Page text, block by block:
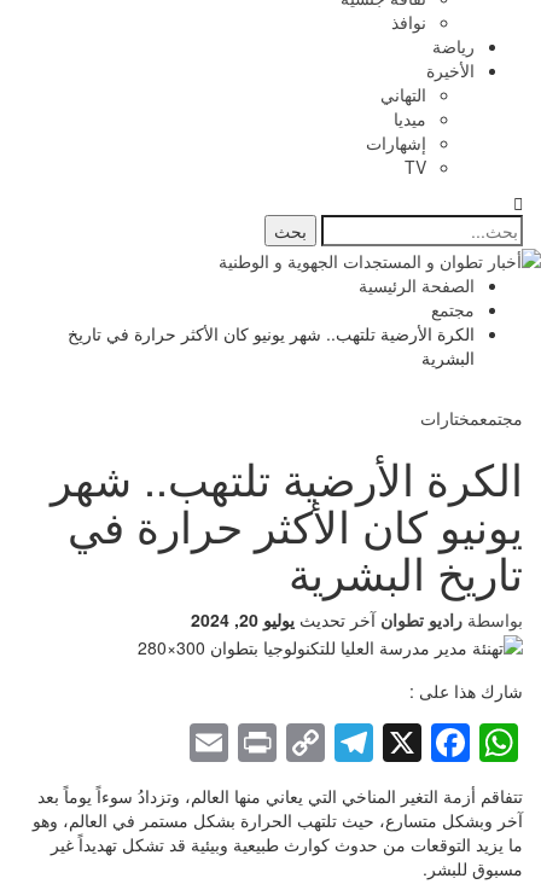
نوافذ
رياضة
الأخيرة
التهاني
ميديا
إشهارات
TV
الصفحة الرئيسية
مجتمع
الكرة الأرضية تلتهب.. شهر يونيو كان الأكثر حرارة في تاريخ
البشرية
مجتمعمختارات
الكرة الأرضية تلتهب.. شهر
يونيو كان الأكثر حرارة في
تاريخ البشرية
بواسطة راديو تطوان آخر تحديث يوليو 20, 2024
شارك هذا على :
WhatsApp
Facebook
X
Telegram
Copy
Link
Print
تتفاقم أزمة التغير المناخي التي يعاني منها العالم، وتزدادُ سوءاً يوماً بعد
آخر وبشكل متسارع، حيث تلتهب الحرارة بشكل مستمر في العالم، وهو
ما يزيد التوقعات من حدوث كوارث طبيعية وبيئية قد تشكل تهديداً غير
مسبوق للبشر.